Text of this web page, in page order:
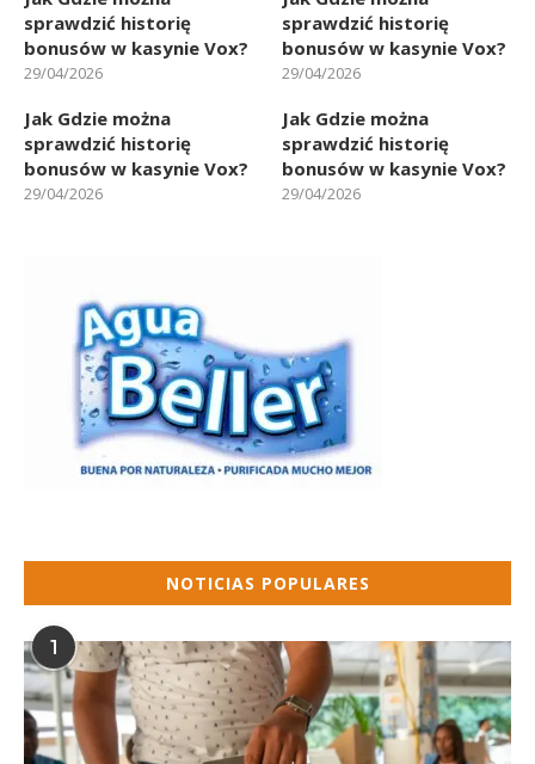
sprawdzić historię
bonusów w kasynie Vox?
29/04/2026
sprawdzić historię
bonusów w kasynie Vox?
29/04/2026
Jak Gdzie można
sprawdzić historię
bonusów w kasynie Vox?
29/04/2026
Jak Gdzie można
sprawdzić historię
bonusów w kasynie Vox?
29/04/2026
NOTICIAS POPULARES
1